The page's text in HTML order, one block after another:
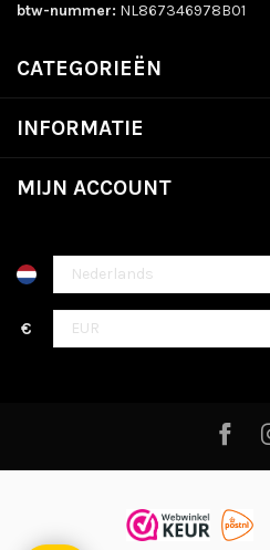
btw-nummer: NL867346978B01
CATEGORIEËN
INFORMATIE
MIJN ACCOUNT
€